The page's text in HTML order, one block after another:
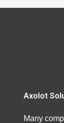
Axolot
Many